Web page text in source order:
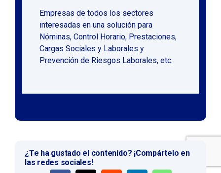
Empresas de todos los sectores
interesadas en una solución para
Nóminas, Control Horario, Prestaciones,
Cargas Sociales y Laborales y
Prevención de Riesgos Laborales, etc.
¿Te ha gustado el contenido? ¡Compártelo en
las redes sociales!